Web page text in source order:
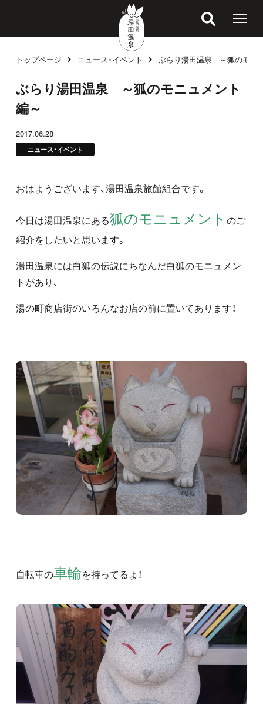
トップページ ニュース・イベント ぶらり湯田温泉 ～狐のモニ
ブログ
ぶらり湯田温泉 ～狐のモニュメント
編～
2017.06.28
ニュース・イベント
おはようございます、湯田温泉旅館組合です。
今日は湯田温泉にある狐のモニュメント のご
紹介をしたいと思います。
湯田温泉には白狐の伝説にちなんだ白狐のモニュメン
トがあり、
湯の町商店街のいろんなお店の前に置いてあります！
自転車の車輪を持ってるよ！